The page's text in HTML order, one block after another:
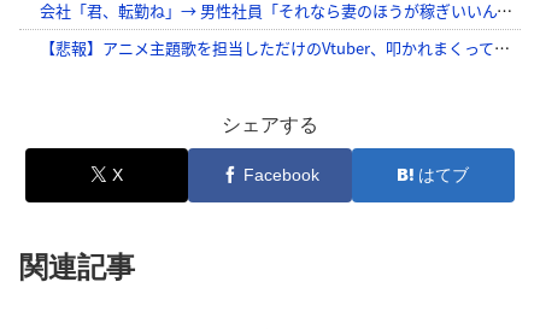
シェアする
X Facebook はてブ
関連記事